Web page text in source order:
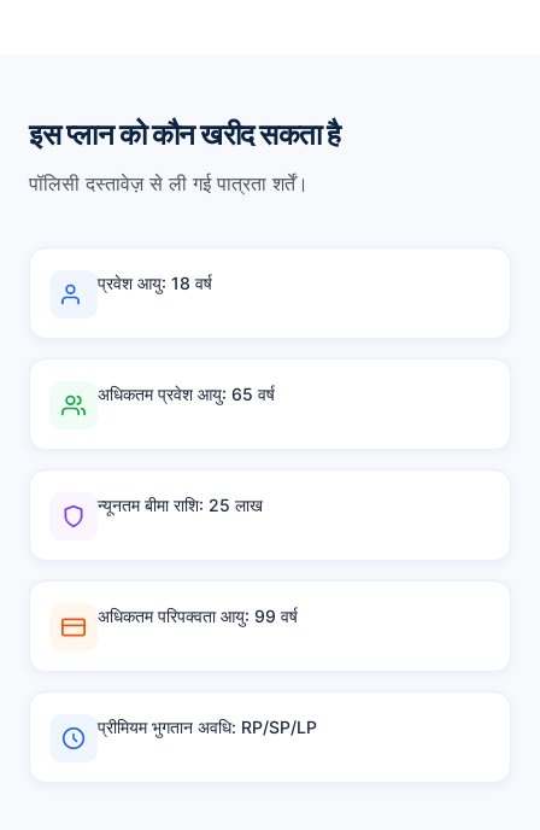
इस प्लान को कौन खरीद सकता है
पॉलिसी दस्तावेज़ से ली गई पात्रता शर्तें।
प्रवेश आयु: 18 वर्ष
अधिकतम प्रवेश आयु: 65 वर्ष
न्यूनतम बीमा राशि: 25 लाख
अधिकतम परिपक्वता आयु: 99 वर्ष
प्रीमियम भुगतान अवधि: RP/SP/LP